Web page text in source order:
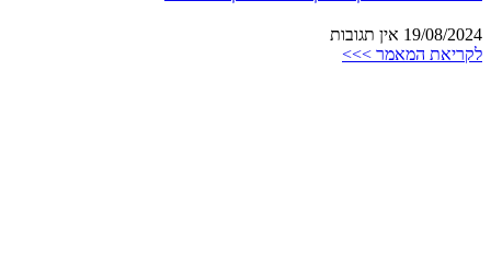
19/08/2024 אין תגובות
לקריאת המאמר >>>